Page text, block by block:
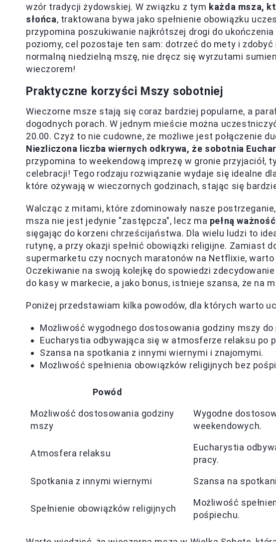
wzór tradycji żydowskiej. W związku z tym każda msza,
słońca, traktowana bywa jako spełnienie obowiązku
przypomina poszukiwanie najkrótszej drogi do
poziomy, cel pozostaje ten sam: dotrzeć do mety i
normalną niedzielną mszę, nie dręcz się wyrzutami
wieczorem!
Praktyczne korzyści Mszy sobotniej
Wieczorne msze stają się coraz bardziej popularne, a
dogodnych porach. W jednym mieście można
20.00. Czyż to nie cudowne, że możliwe jest połączenie
Niezliczona liczba wiernych odkrywa, że sobotnia
przypomina to weekendową imprezę w gronie przyjaciół,
celebracji! Tego rodzaju rozwiązanie wydaje się idealne
które ożywają w wieczornych godzinach, stając się
Walcząc z mitami, które zdominowały nasze
msza nie jest jedynie "zastępcza", lecz ma pełną
sięgając do korzeni chrześcijaństwa. Dla wielu ludzi to
rutynę, a przy okazji spełnić obowiązki religijne. Zamiast
supermarketu czy nocnych maratonów na Netflixie,
Oczekiwanie na swoją kolejkę do spowiedzi
do kasy w markecie, a jako bonus, istnieje szansa, że na
Poniżej przedstawiam kilka powodów, dla których warto
Możliwość wygodnego dostosowania godziny mszy
Eucharystia odbywająca się w atmosferze relaksu po
Szansa na spotkania z innymi wiernymi i znajomymi.
Możliwość spełnienia obowiązków religijnych bez
Powód
Możliwość dostosowania godziny
mszy
Wygodne
weekendowych.
Atmosfera relaksu
Eucharystia
pracy.
Spotkania z innymi wiernymi Szansa na
Spełnienie obowiązków religijnych
Możliwość
pośpiechu.